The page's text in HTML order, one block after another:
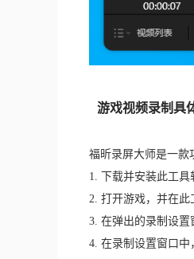
游戏视频录制具
福昕录屏大师是一款
1. 下载并安装此工具
2. 打开游戏，并在此
3. 在弹出的录制设置
4. 在录制设置窗口中